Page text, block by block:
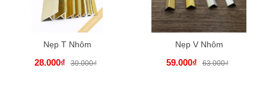
Nẹp T Nhôm
28.000₫ 30.000₫
Nẹp V Nhôm
59.000₫ 63.000₫